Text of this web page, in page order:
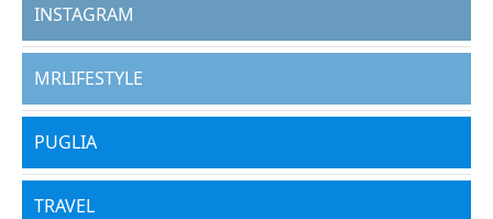
INSTAGRAM
MRLIFESTYLE
PUGLIA
TRAVEL